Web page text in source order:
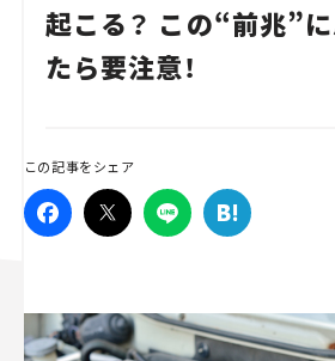
起こる？ この“前兆”
たら要注意！
この記事をシェア
Traffic
Special
Campaign
人気のハッシュタグ